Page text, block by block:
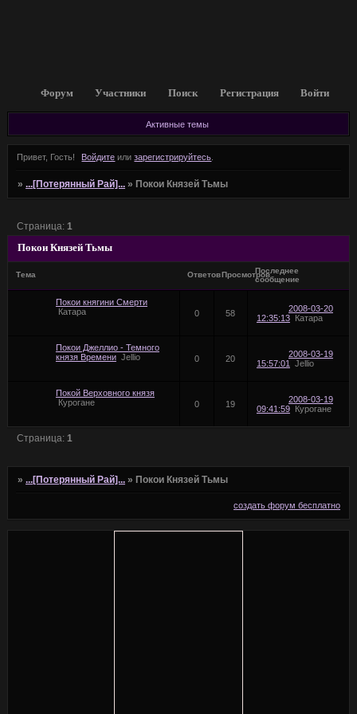
Форум Участники Поиск Регистрация Войти
Активные темы
Привет, Гость! Войдите илизарегистрируйтесь
»...[Потерянный Рай]... » Покои Князей Тьмы
Покои Князей Тьмы
Страница:1
Тема ОтветовПросмотровПоследнее
сообщение
Покои княгини Cмерти
Катара
0 58
2008-03-20
12:35:13 Катара
Покои Джеллио - Темного
князя Времени Jellio 0 20
2008-03-19
15:57:01
Jellio
Покой Верховного князя
Курогане
0 19
2008-03-19
09:41:59 Курогане
Страница: 1
»...[Потерянный Рай]... » Покои Князей Тьмы
создать форум бесплатно